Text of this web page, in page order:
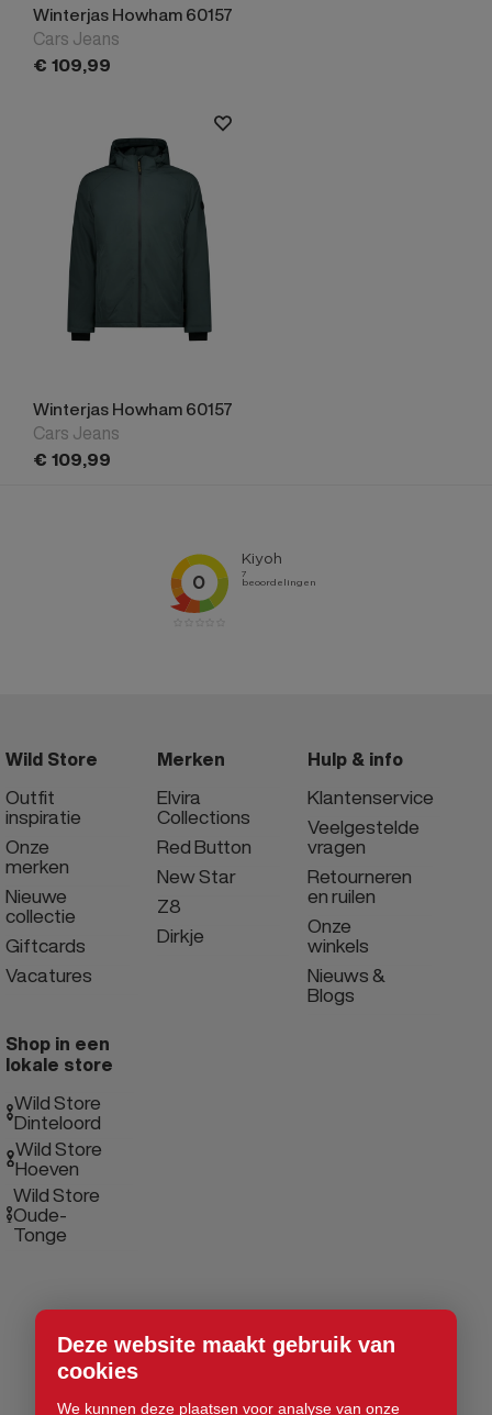
Deze website maakt gebruik van
cookies
We kunnen deze plaatsen voor analyse van onze
Winterjas Howham 60157
Cars Jeans
€ 109,99
Winterjas Howham 60157
Cars Jeans
€ 109,99
Wild Store
Outfit
inspiratie
Onze
merken
Nieuwe
collectie
Giftcards
Vacatures
Merken
Elvira
Collections
Red Button
New Star
Z8
Dirkje
Hulp & info
Klantenservice
Veelgestelde
vragen
Retourneren
en ruilen
Onze
winkels
Nieuws &
Blogs
Shop in een
lokale store
Wild Store
Dinteloord
Wild Store
Hoeven
Wild Store
Oude-
Tonge